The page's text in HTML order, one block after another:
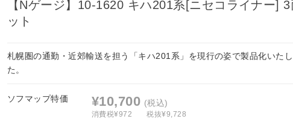
【Nゲージ】10-1620 キハ201系[ニセコライナー] 3
ット
札幌圏の通勤・近郊輸送を担う「キハ201系」を現行の姿で製品化いた
た。
ソフマップ特価 ¥10,700 (税込)
消費税¥972 税抜¥9,728